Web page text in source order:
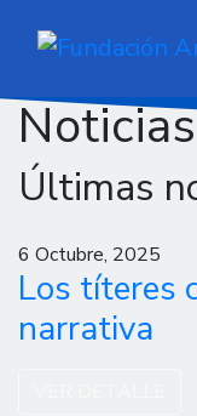
Noticias
Últimas
6 Octubre, 2025
Los títeres
narrativa